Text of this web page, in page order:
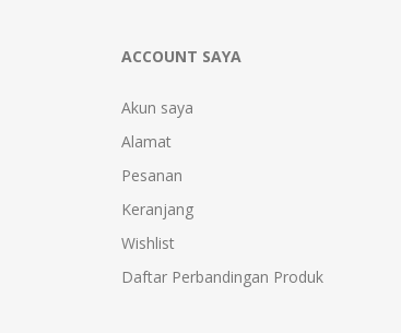
ACCOUNT SAYA
Akun saya
Alamat
Pesanan
Keranjang
Wishlist
Daftar Perbandingan Produk